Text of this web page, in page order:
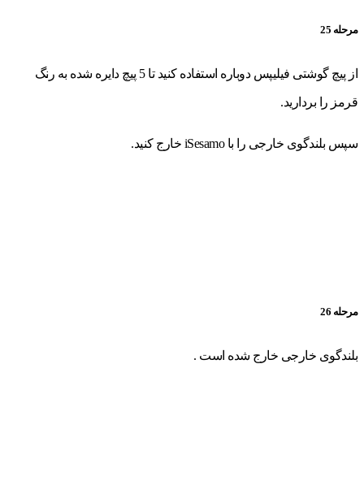
مرحله 25
از پیچ گوشتی فیلیپس دوباره استفاده کنید تا 5 پیچ دایره شده به رنگ
قرمز را بردارید.
سپس بلندگوی خارجی را با iSesamo خارج کنید.
مرحله 26
بلندگوی خارجی خارج شده است .